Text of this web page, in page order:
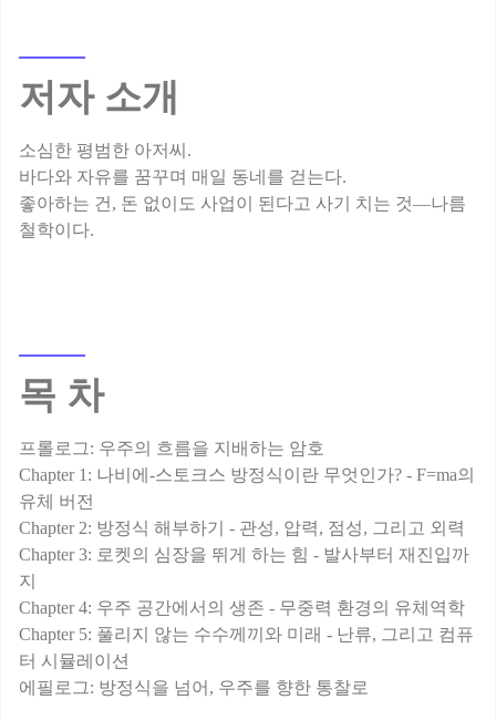
저자 소개
소심한 평범한 아저씨.
바다와 자유를 꿈꾸며 매일 동네를 걷는다.
좋아하는 건, 돈 없이도 사업이 된다고 사기 치는 것—나름
목 차
프롤로그: 우주의 흐름을 지배하는 암호
Chapter 1: 나비에-스토크스 방정식이란 무엇인가? - F=ma의
유체 버전
Chapter 2: 방정식 해부하기 - 관성, 압력, 점성, 그리고 외력
Chapter 3: 로켓의 심장을 뛰게 하는 힘 - 발사부터 재진입까
지
Chapter 4: 우주 공간에서의 생존 - 무중력 환경의 유체역학
Chapter 5: 풀리지 않는 수수께끼와 미래 - 난류, 그리고 컴퓨
터 시뮬레이션